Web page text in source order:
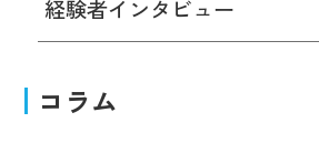
経験者インタビュー
コラム